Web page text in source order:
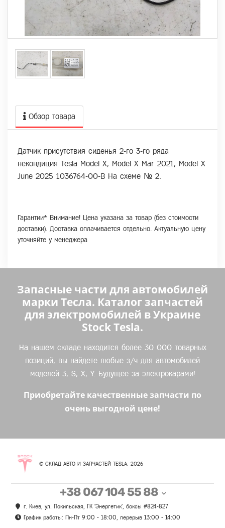
Обзор товара
Датчик присутствия сиденья 2-го 3-го ряда
некондиция Tesla Model X, Model X Mar 2021, Model X
June 2025 1036764-00-B На схеме № 2.
Гарантии* Внимание! Цена указана за товар (без стоимости
доставки). Доставка оплачивается отдельно. Актуальную цену
уточняйте у менеджера
Запасные части для автомобилей
марки Тесла. Каталог запчастей
для электромобилей в Украине
Stock Tesla.
На нашем складе находится более 30 000 товарных
позиций, вы найдете любые з/ч для автомобилей
моделей 3, S, X, Y. Будущее за электрокарами!
Приобретайте качественные запчасти по
очень выгодной цене!
© СКЛАД АВТО И ЗАПЧАСТЕЙ TESLA, 2026
+38 067 104 55 88
г. Киев, ул. Покильская, ГК 'Энергетик', боксы #824-827
График работы: Пн-Пт 9:00 - 18:00, перерыв 13:00 - 14:00